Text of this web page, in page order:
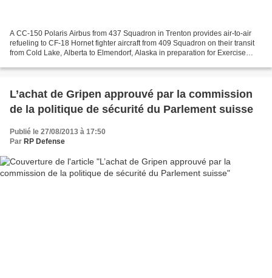
A CC-150 Polaris Airbus from 437 Squadron in Trenton provides air-to-air
refueling to CF-18 Hornet fighter aircraft from 409 Squadron on their transit
from Cold Lake, Alberta to Elmendorf, Alaska in preparation for Exercise
L’achat de Gripen approuvé par la commission
de la politique de sécurité du Parlement suisse
Publié le 27/08/2013 à 17:50
Par RP Defense